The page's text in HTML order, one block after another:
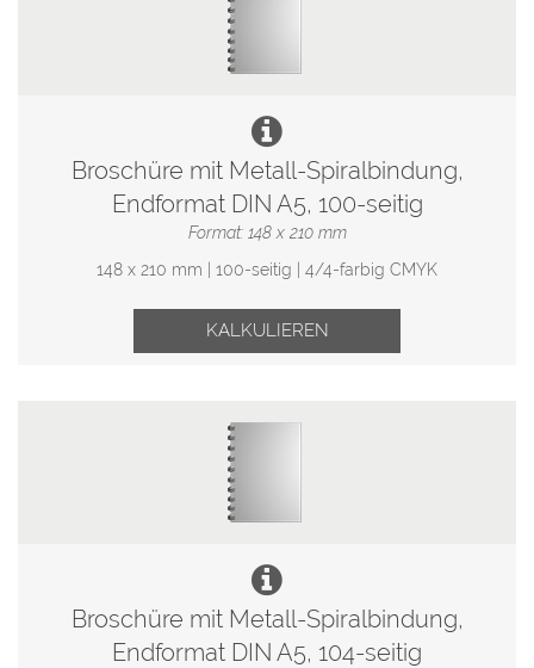
Broschüre mit Metall-Spiralbindung,
Endformat DIN A5, 100-seitig
Format: 148 x 210 mm
148 x 210 mm | 100-seitig | 4/4-farbig CMYK
KALKULIEREN
Broschüre mit Metall-Spiralbindung,
Endformat DIN A5, 104-seitig